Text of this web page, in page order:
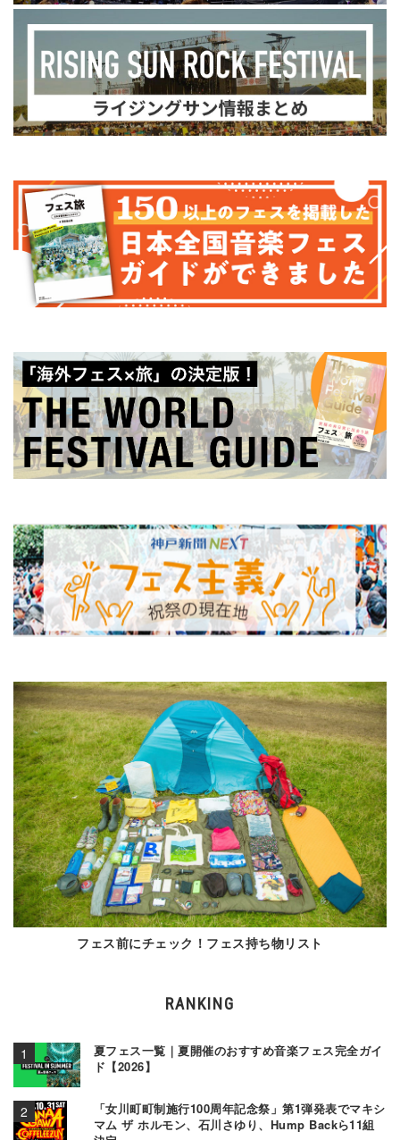
フェス前にチェック！フェス持ち物リスト
RANKING
夏フェス一覧｜夏開催のおすすめ音楽フェス完全ガイ
ド【2026】
「女川町町制施行100周年記念祭」第1弾発表でマキシ
マム ザ ホルモン、石川さゆり、Hump Backら11組